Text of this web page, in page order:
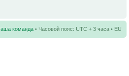
команда • Часовой пояс: UTC + 3 часа • EU